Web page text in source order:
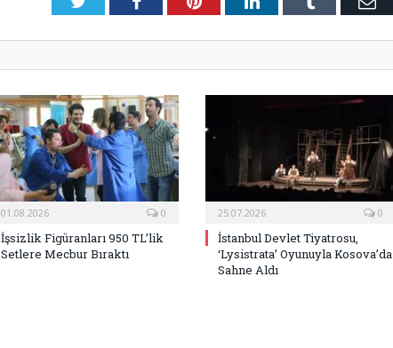
01.08.2026 0
İşsizlik Figüranları 950 TL’lik
Setlere Mecbur Bıraktı
25.07.2026 0
İstanbul Devlet Tiyatrosu,
‘Lysistrata’ Oyunuyla Kosova’da
Sahne Aldı